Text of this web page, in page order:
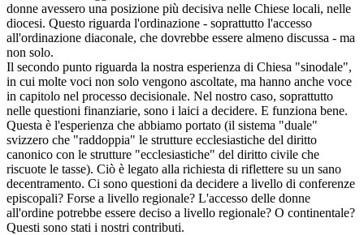
donne avessero una posizione più decisiva nelle Chiese locali, nelle
diocesi. Questo riguarda l'ordinazione - soprattutto l'accesso
all'ordinazione diaconale, che dovrebbe essere almeno discussa - ma
non solo.
Il secondo punto riguarda la nostra esperienza di Chiesa "sinodale",
in cui molte voci non solo vengono ascoltate, ma hanno anche voce
in capitolo nel processo decisionale. Nel nostro caso, soprattutto
nelle questioni finanziarie, sono i laici a decidere. E funziona bene.
Questa è l'esperienza che abbiamo portato (il sistema "duale"
svizzero che "raddoppia" le strutture ecclesiastiche del diritto
canonico con le strutture "ecclesiastiche" del diritto civile che
riscuote le tasse). Ciò è legato alla richiesta di riflettere su un sano
decentramento. Ci sono questioni da decidere a livello di conferenze
episcopali? Forse a livello regionale? L'accesso delle donne
all'ordine potrebbe essere deciso a livello regionale? O continentale?
Questi sono stati i nostri contributi.